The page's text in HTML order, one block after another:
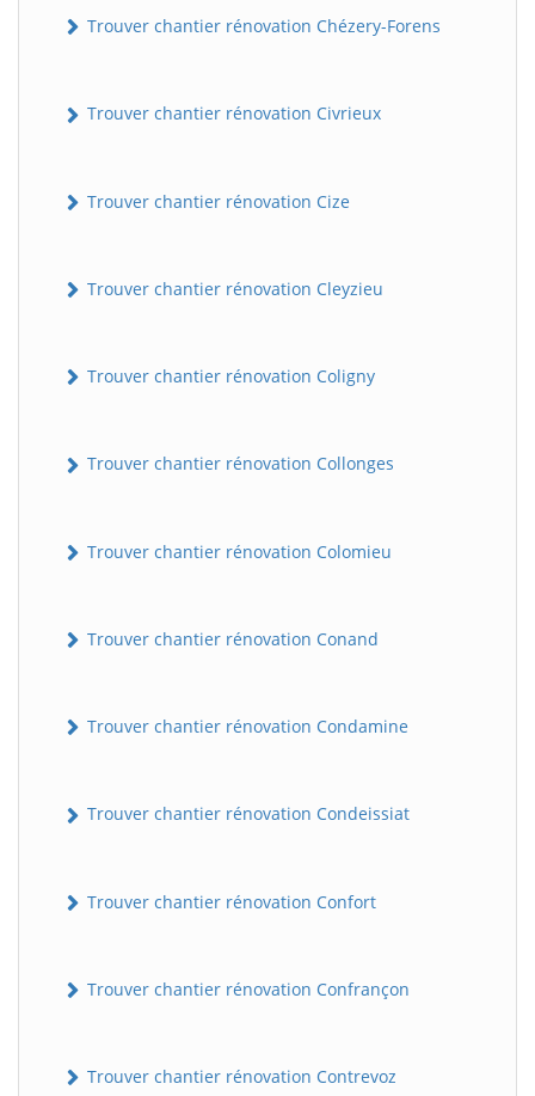
Trouver chantier rénovation Chézery-Forens
Trouver chantier rénovation Civrieux
Trouver chantier rénovation Cize
Trouver chantier rénovation Cleyzieu
Trouver chantier rénovation Coligny
Trouver chantier rénovation Collonges
Trouver chantier rénovation Colomieu
Trouver chantier rénovation Conand
Trouver chantier rénovation Condamine
Trouver chantier rénovation Condeissiat
Trouver chantier rénovation Confort
Trouver chantier rénovation Confrançon
Trouver chantier rénovation Contrevoz
BatiWebPro